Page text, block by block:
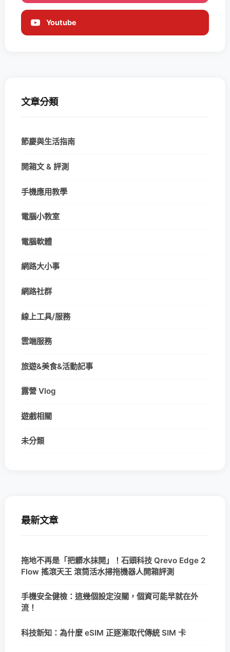
Youtube
文章分類
節慶與生活指南
開箱文 & 評測
手機應用教學
電腦小教室
電腦軟體
網路大小事
網路社群
線上工具/服務
雲端服務
旅遊&美食&活動記事
露營 Vlog
遊戲相關
未分類
最新文章
拖地不再是「把髒水抹開」！石頭科技 Qrevo Edge 2
Flow 搖滾天王 滾筒活水掃拖機器人開箱評測
手機安全健檢：這幾個設定沒關，個資可能早就在外
流！
科技新知：為什麼 eSIM 正逐漸取代傳統 SIM 卡